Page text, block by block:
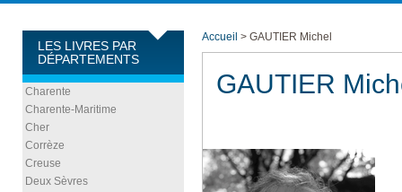
LES LIVRES PAR
DÉPARTEMENTS
Charente
Charente-Maritime
Cher
Corrèze
Creuse
Deux Sèvres
Accueil > GAUTIER Michel
GAUTIER